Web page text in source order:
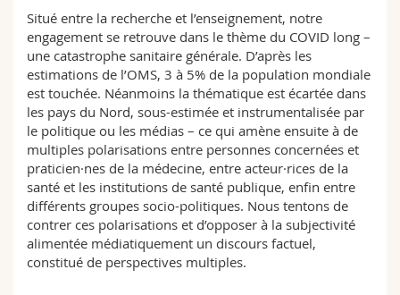
Situé entre la recherche et l’enseignement, notre
engagement se retrouve dans le thème du COVID long –
une catastrophe sanitaire générale. D’après les
estimations de l’OMS, 3 à 5% de la population mondiale
est touchée. Néanmoins la thématique est écartée dans
les pays du Nord, sous-estimée et instrumentalisée par
le politique ou les médias – ce qui amène ensuite à de
multiples polarisations entre personnes concernées et
praticien·nes de la médecine, entre acteur·rices de la
santé et les institutions de santé publique, enfin entre
différents groupes socio-politiques. Nous tentons de
contrer ces polarisations et d’opposer à la subjectivité
alimentée médiatiquement un discours factuel,
constitué de perspectives multiples.